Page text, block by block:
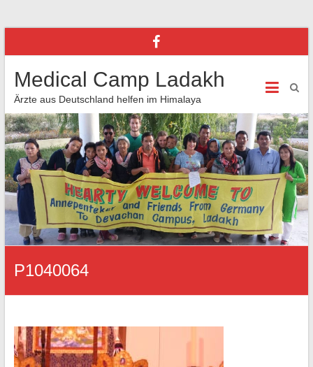
Medical Camp Ladakh
Ärzte aus Deutschland helfen im Himalaya
P1040064